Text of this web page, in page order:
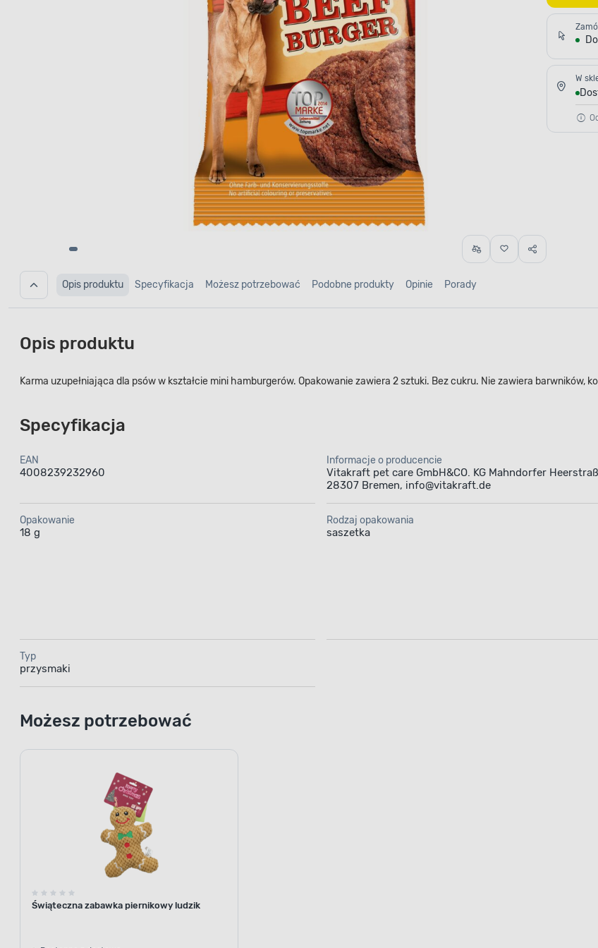
W
Opis produktu Specyfikacja Możesz potrzebować Podobne produkty Opinie Porady
Opis produktu
Karma uzupełniająca dla psów w kształcie mini hamburgerów. Opakowanie zawiera 2 sztuki. Bez cukru. Nie zawiera
Specyfikacja
EAN
4008239232960
Informacje o producencie
Vitakraft pet care GmbH&CO. KG Mahndorfer
28307 Bremen, info@vitakraft.de
Opakowanie
18 g
Rodzaj opakowania
saszetka
Typ
przysmaki
Możesz potrzebować
Świąteczna zabawka piernikowy ludzik